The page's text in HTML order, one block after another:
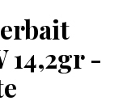
14,2gr -